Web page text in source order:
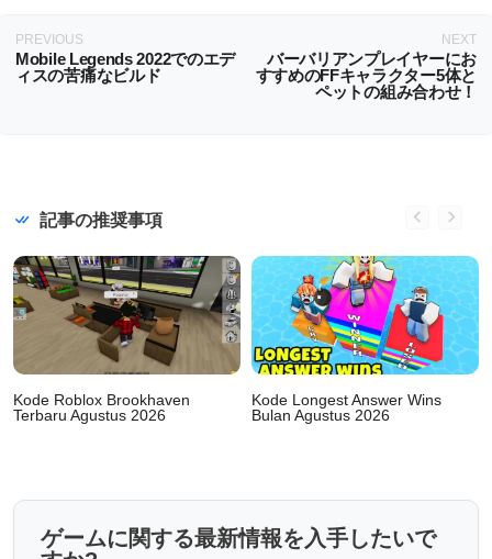
PREVIOUS
Mobile Legends 2022でのエデ
ィスの苦痛なビルド
NEXT
バーバリアンプレイヤーにお
すすめのFFキャラクター5体と
ペットの組み合わせ！
記事の推奨事項
Kode Roblox Brookhaven
Terbaru Agustus 2026
Kode Longest Answer Wins
Bulan Agustus 2026
ゲームに関する最新情報を入手したいで